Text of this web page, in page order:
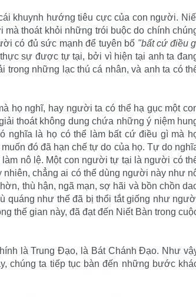
khuynh hướng tiêu cực của con người.
thoát khỏi những trói buộc do chính
có đủ sức mạnh để tuyên bố "bất cứ điều
sự được tự tại, bởi vì hiện tại anh ta
trong những lạc thú cá nhân, và anh ta có
họ nghĩ, hay người ta có thể hạ gục một
thoát không dung chứa những ý niệm
nghĩa là họ có thể làm bất cứ điều gì mà
đó đã hạn chế tự do của họ. Tự do
nô lệ. Một con người tự tại là người có
chẳng ai có thể dùng người này như
thù hận, ngã mạn, sợ hãi và bồn chồn
quáng như thế đã bị thổi tắt giống như
thế gian này, đã đạt đến Niết Bàn trong
là Trung Ðạo, là Bát Chánh Ðạo. Như
chúng ta tiếp tục bàn đến những bước